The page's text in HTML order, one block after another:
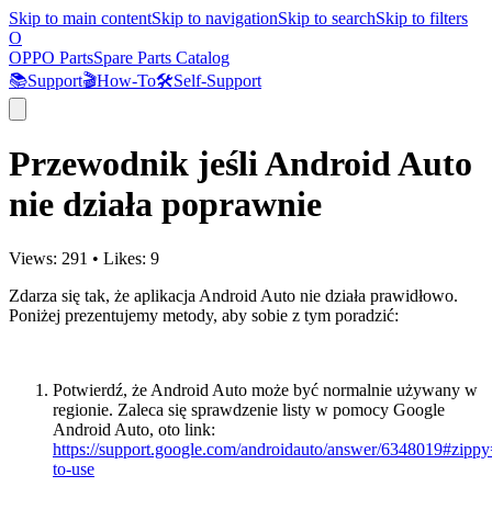
Skip to main contentSkip to navigationSkip to searchSkip to filters
O
OPPO PartsSpare Parts Catalog
📚Support🎬How-To🛠️Self-Support
Przewodnik jeśli Android Auto
nie działa poprawnie
Views: 291 • Likes: 9
Zdarza się tak, że aplikacja Android Auto nie działa prawidłowo.
Poniżej prezentujemy metody, aby sobie z tym poradzić:
Potwierdź, że Android Auto może być normalnie używany w
regionie. Zaleca się sprawdzenie listy w pomocy Google
Android Auto, oto link:
https://support.google.com/androidauto/answer/
to-use